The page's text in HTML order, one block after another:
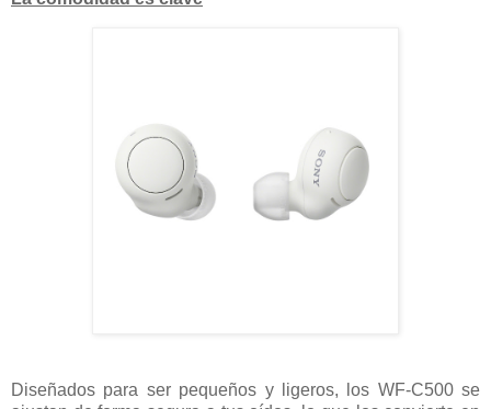
Diseñados para ser pequeños y ligeros, los WF-C500 se